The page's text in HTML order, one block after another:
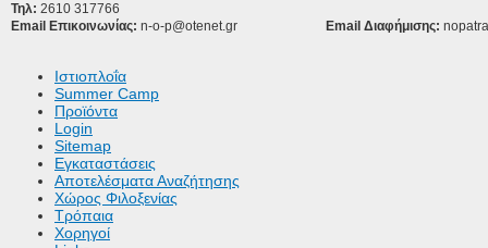
Τηλ: 2610 317766
Email Επικοινωνίας: n-o-p@otenet.gr Email Διαφήμισης:
Ιστιοπλοΐα
Summer Camp
Προϊόντα
Login
Sitemap
Εγκαταστάσεις
Αποτελέσματα Αναζήτησης
Χώρος Φιλοξενίας
Τρόπαια
Χορηγοί